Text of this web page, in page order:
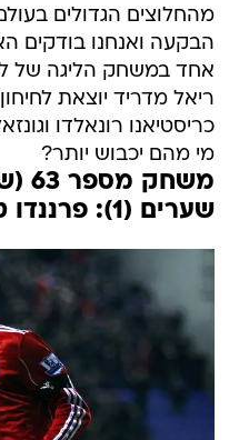
מהחלוצים הגדולים
הבקעה ואנחנו בודקים
אחד במשחק הליגה של
ריאל מדריד יוצאת
כריסטיאנו רונאלדו
מי מהם יכבוש יותר?
שערים (1): פרננדו טורס 1.75, 2.35, 3.95